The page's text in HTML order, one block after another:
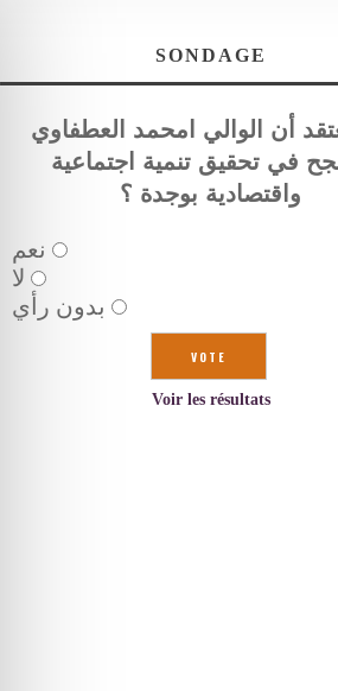
SONDAGE
أن الوالي امحمد العطفاوي
في تحقيق تنمية اجتماعية
واقتصادية بوجدة ؟
نعم
لا
بدون رأي
Voir les résultats